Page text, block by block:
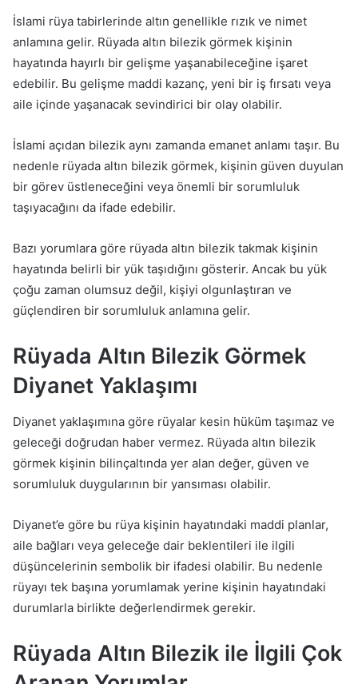
İslami rüya tabirlerinde altın genellikle rızık ve nimet
anlamına gelir. Rüyada altın bilezik görmek kişinin
hayatında hayırlı bir gelişme yaşanabileceğine işaret
edebilir. Bu gelişme maddi kazanç, yeni bir iş fırsatı veya
aile içinde yaşanacak sevindirici bir olay olabilir.
İslami açıdan bilezik aynı zamanda emanet anlamı taşır. Bu
nedenle rüyada altın bilezik görmek, kişinin güven duyulan
bir görev üstleneceğini veya önemli bir sorumluluk
taşıyacağını da ifade edebilir.
Bazı yorumlara göre rüyada altın bilezik takmak kişinin
hayatında belirli bir yük taşıdığını gösterir. Ancak bu yük
çoğu zaman olumsuz değil, kişiyi olgunlaştıran ve
güçlendiren bir sorumluluk anlamına gelir.
Rüyada Altın Bilezik Görmek
Diyanet Yaklaşımı
Diyanet yaklaşımına göre rüyalar kesin hüküm taşımaz ve
geleceği doğrudan haber vermez. Rüyada altın bilezik
görmek kişinin bilinçaltında yer alan değer, güven ve
sorumluluk duygularının bir yansıması olabilir.
Diyanet’e göre bu rüya kişinin hayatındaki maddi planlar,
aile bağları veya geleceğe dair beklentileri ile ilgili
düşüncelerinin sembolik bir ifadesi olabilir. Bu nedenle
rüyayı tek başına yorumlamak yerine kişinin hayatındaki
durumlarla birlikte değerlendirmek gerekir.
Rüyada Altın Bilezik ile İlgili Çok